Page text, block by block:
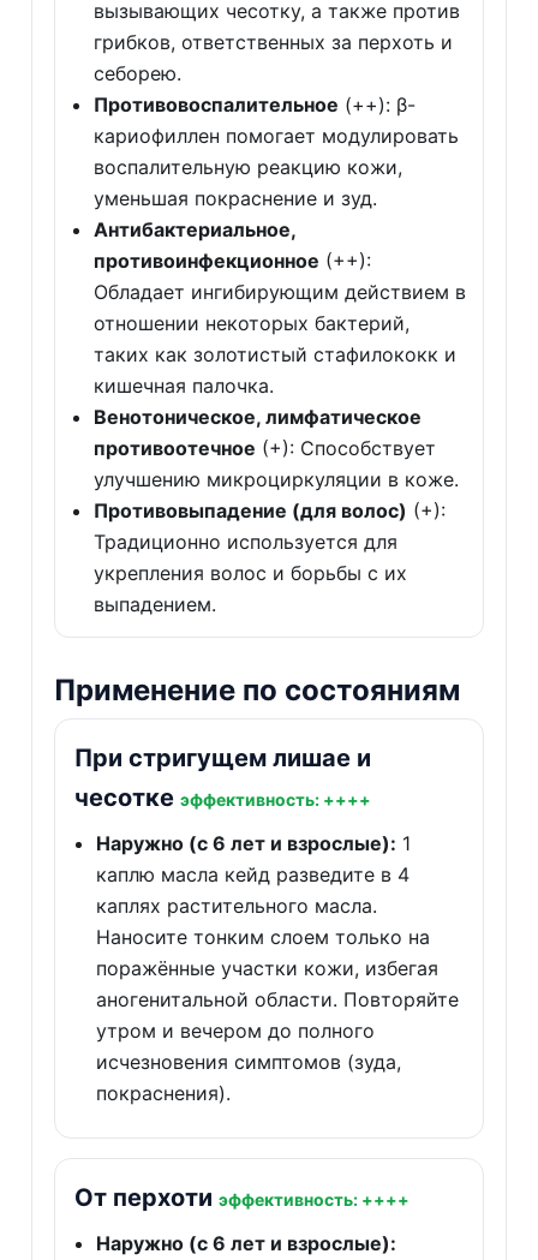
вызывающих чесотку, а также против
грибков, ответственных за перхоть и
себорею.
Противовоспалительное (++): β-
кариофиллен помогает модулировать
воспалительную реакцию кожи,
уменьшая покраснение и зуд.
Антибактериальное,
противоинфекционное (++):
Обладает ингибирующим действием в
отношении некоторых бактерий,
таких как золотистый стафилококк и
кишечная палочка.
Венотоническое, лимфатическое
противоотечное (+): Способствует
улучшению микроциркуляции в коже.
Противовыпадение (для волос) (+):
Традиционно используется для
укрепления волос и борьбы с их
выпадением.
Применение по состояниям
При стригущем лишае и
чесотке эффективность: ++++
Наружно (с 6 лет и взрослые): 1
каплю масла кейд разведите в 4
каплях растительного масла.
Наносите тонким слоем только на
поражённые участки кожи, избегая
аногенитальной области. Повторяйте
утром и вечером до полного
исчезновения симптомов (зуда,
покраснения).
От перхоти эффективность: ++++
Наружно (с 6 лет и взрослые):